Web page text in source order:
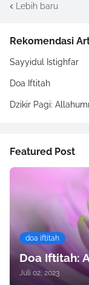
Lebih baru
Rekomendasi
Sayyidul Istighfar
Doa Iftitah
Dzikir Pagi:
Featured Post
doa iftitah
Doa Iftitah:
Juli 02, 2023